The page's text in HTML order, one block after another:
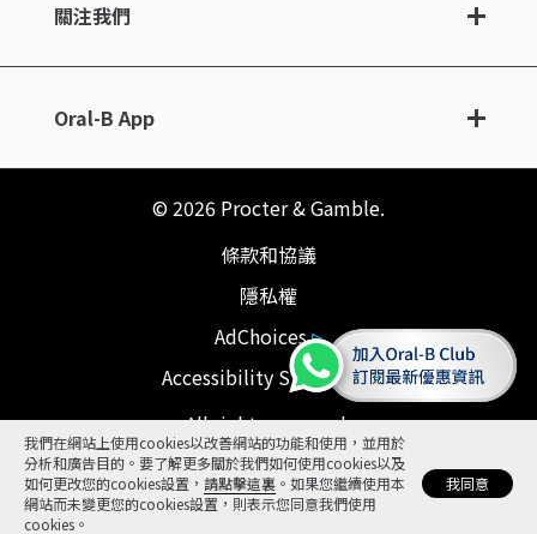
加
訂
我們在網站上使用cookies以改善網站的功能和使用，並用於
分析和廣告目的。要了解更多關於我們如何使用cookies以及
如何更改您的cookies設置， 請點擊這裏 。如果您繼續使用本
網站而未變更您的cookies設置，則表示您同意我們使用
cookies。
我同意
關注我們
Oral-B App
©2026 Procter & Gamble.
條款和協議
隱私權
AdChoices
Accessibility Statement
All rights reserved.